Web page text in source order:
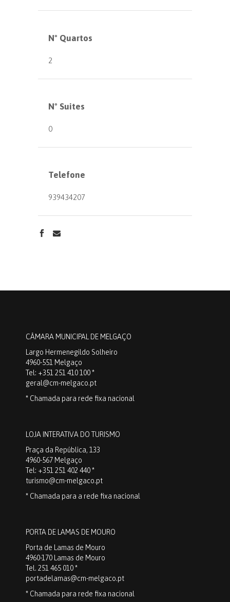
Nº Quartos
2
Nº Suites
0
Telefone
939434207
CÂMARA MUNICIPAL DE MELGAÇO
Largo Hermenegildo Solheiro
4960-551 Melgaço
Tel: +351 251 410 100 *
geral@cm-melgaco.pt
* Chamada para rede fixa nacional
LOJA INTERATIVA DO TURISMO
Praça da República, 133
4960-567 Melgaço
Tel: +351 251 402 440 *
turismo@cm-melgaco.pt
* Chamada para a rede fixa nacional
PORTA DE LAMAS DE MOURO
Porta de Lamas de Mouro
4960-170 Lamas de Mouro
Tel. 251 465 010 *
portadelamas@cm-melgaco.pt
* Chamada para rede fixa nacional